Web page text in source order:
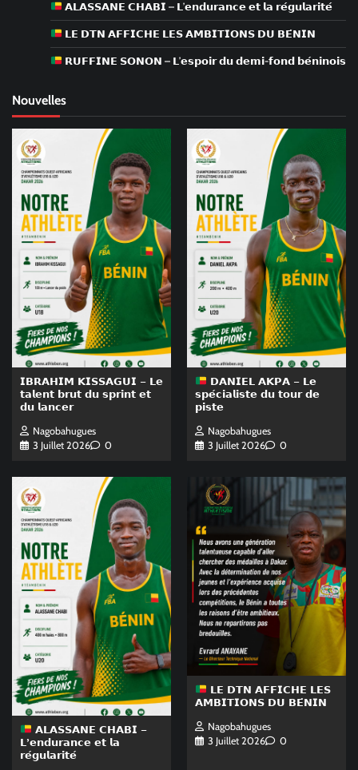
𝗔𝗟𝗔𝗦𝗦𝗔𝗡𝗘 𝗖𝗛𝗔𝗕𝗜 – 𝗟’𝗲𝗻𝗱𝘂𝗿𝗮𝗻𝗰𝗲 𝗲𝘁 𝗹𝗮 𝗿𝗲́𝗴𝘂𝗹𝗮𝗿𝗶𝘁𝗲́
𝗟𝗘 𝗗𝗧𝗡 𝗔𝗙𝗙𝗜𝗖𝗛𝗘 𝗟𝗘𝗦 𝗔𝗠𝗕𝗜𝗧𝗜𝗢𝗡𝗦 𝗗𝗨 𝗕𝗘́𝗡𝗜𝗡
𝗥𝗨𝗙𝗙𝗜𝗡𝗘 𝗦𝗢𝗡𝗢𝗡 – 𝗟’𝗲𝘀𝗽𝗼𝗶𝗿 𝗱𝘂 𝗱𝗲𝗺𝗶-𝗳𝗼𝗻𝗱 𝗯𝗲́𝗻𝗶𝗻𝗼𝗶𝘀
Nouvelles
𝗜𝗕𝗥𝗔𝗛𝗜𝗠 𝗞𝗜𝗦𝗦𝗔𝗚𝗨𝗜 – 𝗟𝗲
𝘁𝗮𝗹𝗲𝗻𝘁 𝗯𝗿𝘂𝘁 𝗱𝘂 𝘀𝗽𝗿𝗶𝗻𝘁 𝗲𝘁
𝗱𝘂 𝗹𝗮𝗻𝗰𝗲𝗿
Nagobahugues
3 Juillet 2026
0
𝗗𝗔𝗡𝗜𝗘𝗟 𝗔𝗞𝗣𝗔 – 𝗟𝗲
𝘀𝗽𝗲́𝗰𝗶𝗮𝗹𝗶𝘀𝘁𝗲 𝗱𝘂 𝘁𝗼𝘂𝗿 𝗱𝗲
𝗽𝗶𝘀𝘁𝗲
Nagobahugues
3 Juillet 2026
0
𝗔𝗟𝗔𝗦𝗦𝗔𝗡𝗘 𝗖𝗛𝗔𝗕𝗜 –
𝗟’𝗲𝗻𝗱𝘂𝗿𝗮𝗻𝗰𝗲 𝗲𝘁 𝗹𝗮
𝗿𝗲́𝗴𝘂𝗹𝗮𝗿𝗶𝘁𝗲́
𝗟𝗘 𝗗𝗧𝗡 𝗔𝗙𝗙𝗜𝗖𝗛𝗘 𝗟𝗘𝗦
𝗔𝗠𝗕𝗜𝗧𝗜𝗢𝗡𝗦 𝗗𝗨 𝗕𝗘́𝗡𝗜𝗡
Nagobahugues
3 Juillet 2026
0